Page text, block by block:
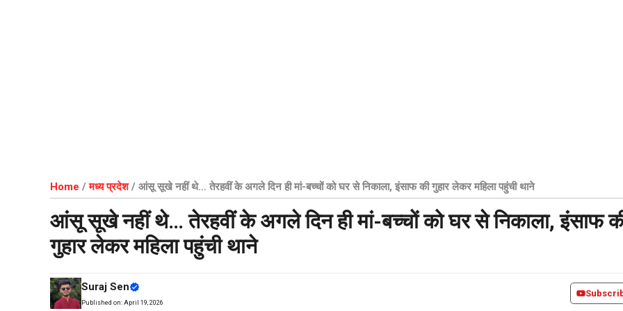
Home /मध्य प्रदेश/ आंसू सूखे नहीं थे… तेरहवीं के अगले दिन ही मां-बच्चों को घर से निकाला, इंसाफ की गुहार लेकर महिला पहुंची थाने
आंसू सूखे नहीं थे… तेरहवीं के अगले दिन ही मां-बच्चों को घर से निकाला, इंसाफ
गुहार लेकर महिला पहुंची थाने
Suraj Sen
Published on: April 19, 2026